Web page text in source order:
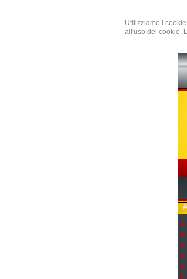
Utilizziamo i
all'uso dei cookie.